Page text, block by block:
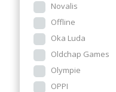
Novalis
Offline
Oka Luda
Oldchap Games
Olympie
OPPI